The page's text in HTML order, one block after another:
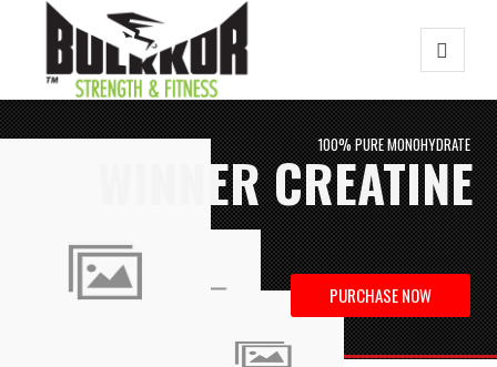
WINNER CREATINE
100% PURE MONOHYDRATE
PURCHASE NOW